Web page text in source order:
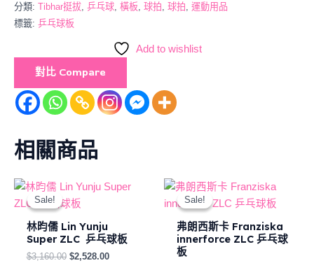
分類: Tibhar挺拔, 乒乓球, 橫板, 球拍, 球拍, 運動用品
標籤: 乒乓球板
Add to wishlist
對比 Compare
相關商品
Sale!
Sale!
林昀儒 Lin Yunju
Super ZLC 乒乓球板
$3,160.00
Original
price
was:
$3,160.00.
$2,528.00
Current
price
Sale!
Sale!
弗朗西斯卡 Franziska
innerforce ZLC 乒乓球
板
Original
price
was:
$2,250.00.
Current
price
is:
$2,025.00.